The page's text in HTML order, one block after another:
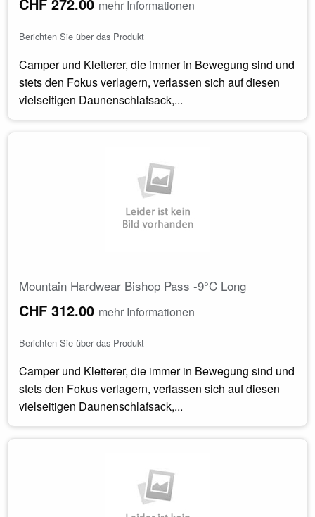
mehr Informationen
Berichten Sie über das Produkt
Camper und Kletterer, die immer in Bewegung sind und
stets den Fokus verlagern, verlassen sich auf diesen
vielseitigen Daunenschlafsack,...
Mountain Hardwear Bishop Pass -9°C Long
CHF 312.00 mehr Informationen
Berichten Sie über das Produkt
Camper und Kletterer, die immer in Bewegung sind und
stets den Fokus verlagern, verlassen sich auf diesen
vielseitigen Daunenschlafsack,...